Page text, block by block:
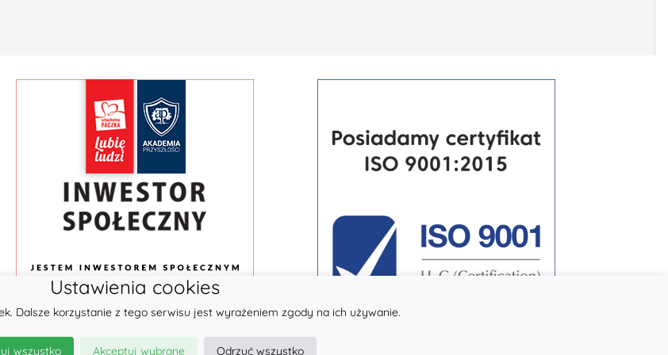
© 2026LennyLamb sp. z o.o.
Ustawienia cookies
Dalsze korzystanie z tego serwisu jest wyrażeniem zgody na ich używanie.
wszystko Akceptuj wybrane Odrzuć wszystko